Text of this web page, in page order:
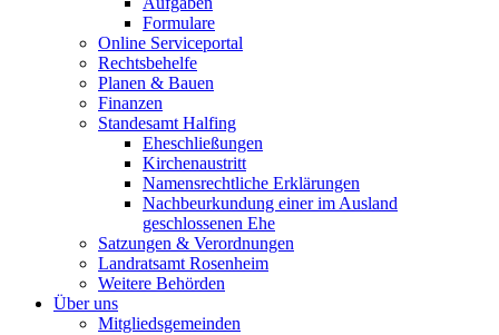
Formulare
Online Serviceportal
Rechtsbehelfe
Planen & Bauen
Finanzen
Standesamt Halfing
Eheschließungen
Kirchenaustritt
Namensrechtliche Erklärungen
Nachbeurkundung einer im Ausland
geschlossenen Ehe
Satzungen & Verordnungen
Landratsamt Rosenheim
Weitere Behörden
Über uns
Mitgliedsgemeinden